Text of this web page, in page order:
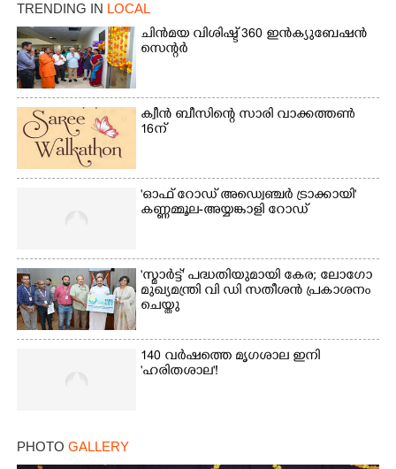
TRENDING IN LOCAL
ചിൻമയ വിശിഷ്ട് 360 ഇൻക്യുബേഷൻ
സെന്റർ
ക്വീൻ ബീസിന്റെ സാരി വാക്കത്തൺ
16ന്
'ഓഫ് റോഡ് അഡ്വെഞ്ചർ ട്രാക്കായി'
കണ്ണമ്മൂല-അയ്യങ്കാളി റോഡ്
'സ്മാർട്ട്' പദ്ധതിയുമായി കേര; ലോഗോ
മുഖ്യമന്ത്രി വി ഡി സതീശൻ പ്രകാശനം
ചെയ്തു
140 വർഷത്തെ മൃഗശാല ഇനി
'ഹരിതശാല'!
PHOTO GALLERY